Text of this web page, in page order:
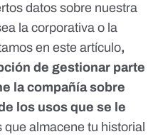
datos sobre nuestra
la corporativa o la
en este artículo,
de gestionar parte
la compañía sobre
los usos que se le
almacene tu historial